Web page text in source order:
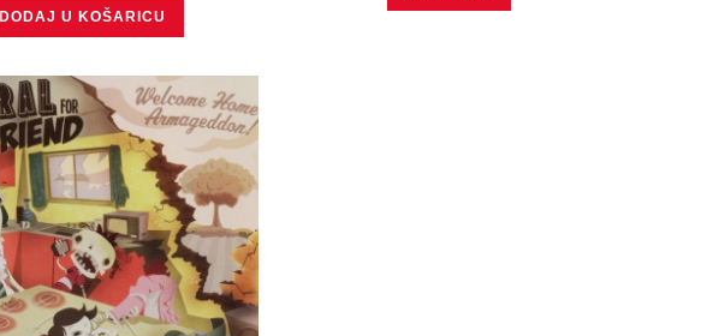
DODAJ U KOŠARICU